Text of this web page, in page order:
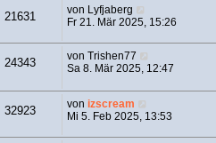
21631 von Lyfjaberg
Fr 21. Mär 2025, 15:26
24343 vonTrishen77
Sa 8. Mär 2025, 12:47
32923 von izscream
Mi 5. Feb 2025, 13:53